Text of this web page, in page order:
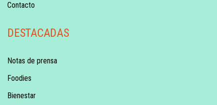
Contacto
DESTACADAS
Notas de prensa
Foodies
Bienestar